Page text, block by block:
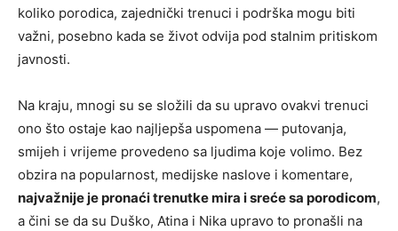
koliko porodica, zajednički trenuci i podrška mogu biti
važni, posebno kada se život odvija pod stalnim pritiskom
javnosti.
Na kraju, mnogi su se složili da su upravo ovakvi trenuci
ono što ostaje kao najljepša uspomena — putovanja,
smijeh i vrijeme provedeno sa ljudima koje volimo. Bez
obzira na popularnost, medijske naslove i komentare,
najvažnije je pronaći trenutke mira i sreće sa porodicom,
a čini se da su Duško, Atina i Nika upravo to pronašli na